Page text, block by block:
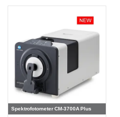
Perawatan
Pribadi
Farmasi
Plastik
Pra
Spektrofotometer CM-3700A Plus